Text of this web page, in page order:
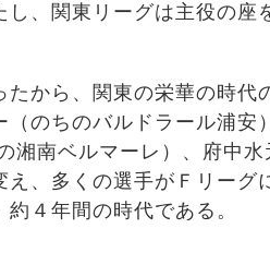
、関東リーグは主役の座
から、関東の栄華の時代
のちのバルドラール浦安
湘南ベルマーレ）、府中水
え、多くの選手がＦリーグ
４年間の時代である。